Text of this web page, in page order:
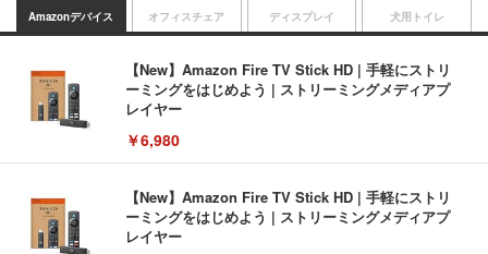
Amazonデバイス
【New】Amazon Fire TV Stick HD | 手軽にストリ
ーミングをはじめよう | ストリーミングメディアプ
レイヤー
￥6,980
【New】Amazon Fire TV Stick HD | 手軽にストリ
ーミングをはじめよう | ストリーミングメディアプ
レイヤー
オフィスチェア ディスプレイ 犬用トイレ